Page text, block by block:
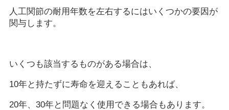
人工関節の耐用年数を左右するにはいくつかの要因が
関与します。
いくつも該当するものがある場合は、
10年と持たずに寿命を迎えることもあれば、
20年、30年と問題なく使用できる場合もあります。